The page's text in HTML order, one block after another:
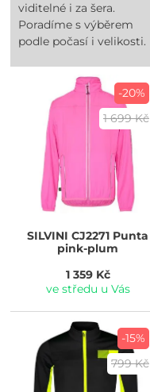
viditelné i za šera.
Poradíme s výběrem
podle počasí i velikosti.
-20%
1 699 Kč
SILVINI CJ2271 Punta
pink-plum
1 359 Kč
ve středu u Vás
-15%
799 Kč